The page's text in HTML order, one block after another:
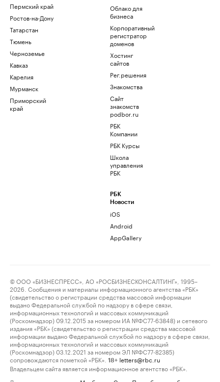
Пермский край
Ростов-на-Дону
Татарстан
Тюмень
Черноземье
Кавказ
Карелия
Мурманск
Приморский
край
Облако для
бизнеса
Корпоративный
регистратор
доменов
Хостинг
сайтов
Рег.решения
Знакомства
Сайт
знакомств
podbor.ru
РБК
Компании
РБК Курсы
Школа
управления
РБК
РБК
Новости
iOS
Android
AppGallery
© ООО «БИЗНЕСПРЕСС», АО «РОСБИЗНЕСКОНСАЛТИНГ», 1995–
2026. Сообщения и материалы информационного агентства «РБК»
(свидетельство о регистрации средства массовой информации
выдано Федеральной службой по надзору в сфере связи,
информационных технологий и массовых коммуникаций
(Роскомнадзор) 09.12.2015 за номером ИА №ФС77-63848) и сетевого
издания «РБК» (свидетельство о регистрации средства массовой
информации выдано Федеральной службой по надзору в сфере связи,
информационных технологий и массовых коммуникаций
(Роскомнадзор) 03.12.2021 за номером ЭЛ №ФС77-82385)
сопровождаются пометкой «РБК».
18+ letters@rbc.ru
Владельцем сайта является информационное агентство «РБК».